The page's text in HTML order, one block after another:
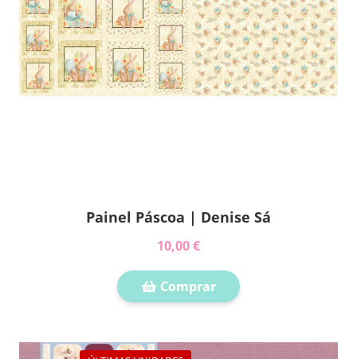
Painel Páscoa | Denise Sá
10,00 €
Comprar